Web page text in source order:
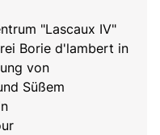
"Lascaux IV"
Borie d'lambert in
von
Süßem